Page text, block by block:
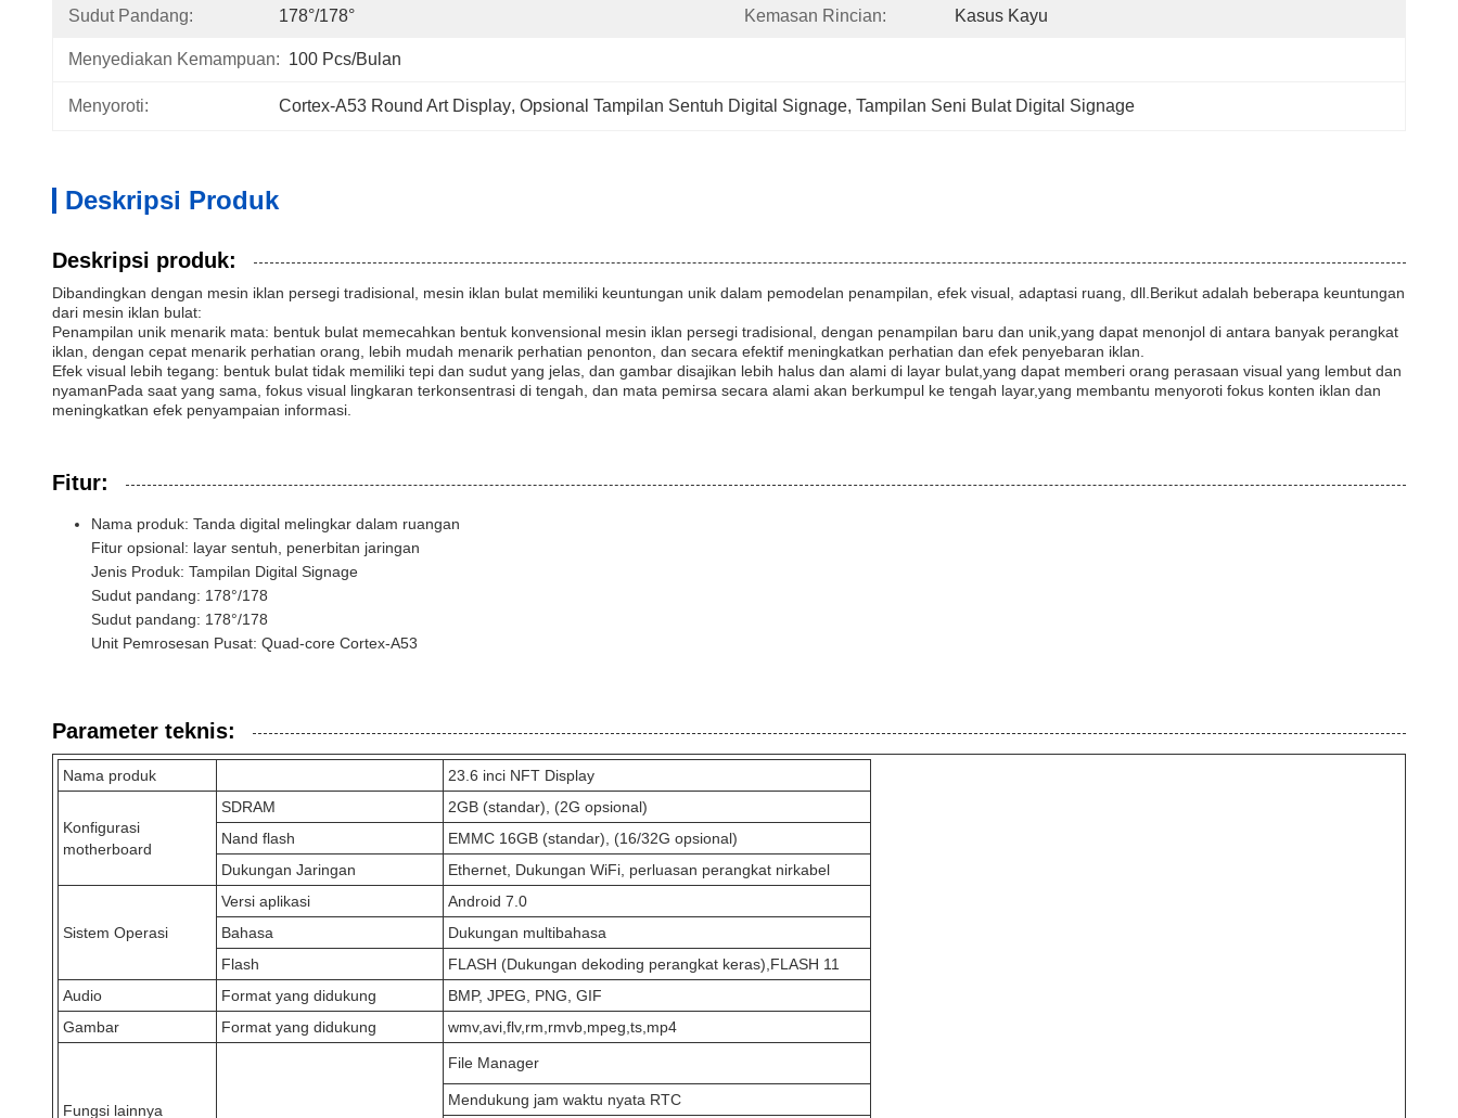
Sudut Pandang: 178°/178° Kemasan Rincian: Kasus Kayu
Menyediakan Kemampuan: 100 Pcs/bulan
Menyoroti: Cortex-A53 Round Art Display, Opsional Tampilan Sentuh Digital Signage, Tampilan Seni Bulat Digital Signage
Deskripsi Produk
Deskripsi produk:
Dibandingkan dengan mesin iklan persegi tradisional, mesin iklan bulat memiliki keuntungan unik dalam pemodelan penampilan, efek visual, adaptasi ruang, dll.Berikut adalah beberapa keuntungan
dari mesin iklan bulat:
Penampilan unik menarik mata: bentuk bulat memecahkan bentuk konvensional mesin iklan persegi tradisional, dengan penampilan baru dan unik,yang dapat menonjol di antara banyak perangkat
iklan, dengan cepat menarik perhatian orang, lebih mudah menarik perhatian penonton, dan secara efektif meningkatkan perhatian dan efek penyebaran iklan.
Efek visual lebih tegang: bentuk bulat tidak memiliki tepi dan sudut yang jelas, dan gambar disajikan lebih halus dan alami di layar bulat,yang dapat memberi orang perasaan visual yang lembut dan
nyamanPada saat yang sama, fokus visual lingkaran terkonsentrasi di tengah, dan mata pemirsa secara alami akan berkumpul ke tengah layar,yang membantu menyoroti fokus konten iklan dan
meningkatkan efek penyampaian informasi.
Fitur:
Nama produk: Tanda digital melingkar dalam ruangan
Fitur opsional: layar sentuh, penerbitan jaringan
Jenis Produk: Tampilan Digital Signage
Sudut pandang: 178°/178
Sudut pandang: 178°/178
Unit Pemrosesan Pusat: Quad-core Cortex-A53
Parameter teknis:
Nama produk 23.6 inci NFT Display
Konfigurasi
motherboard
SDRAM
2GB (standar), (2G opsional)
Nand flash
EMMC 16GB (standar), (16/32G opsional)
Dukungan Jaringan
Ethernet, Dukungan WiFi, perluasan perangkat nirkabel
Sistem Operasi
Versi aplikasi
Android 7.0
Bahasa
Dukungan multibahasa
Flash
FLASH (Dukungan dekoding perangkat keras),FLASH 11
Audio
Format yang didukung
BMP, JPEG, PNG, GIF
Gambar
Format yang didukung wmv,avi,flv,rm,rmvb,mpeg,ts,mp4
Fungsi lainnya
File Manager
Mendukung jam waktu nyata RTC